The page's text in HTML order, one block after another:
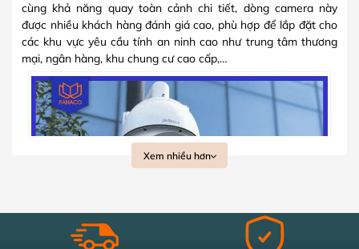
cùng khả năng quay toàn cảnh chi tiết, dòng camera này
được nhiều khách hàng đánh giá cao, phù hợp để lắp đặt cho
các khu vực yêu cầu tính an ninh cao như trung tâm thương
mại, ngân hàng, khu chung cư cao cấp,…
Xem nhiều hơn